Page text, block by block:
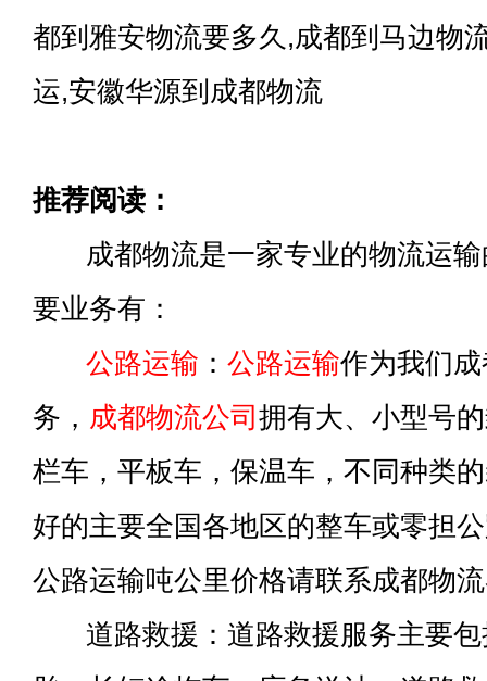
都到雅安物流要多久,成都到马边物
运,安徽华源到成都物流
推荐阅读：
成都物流是一家专业的物流运输
要业务有：
公路运输 ： 公路运输作为我们
务， 成都物流公司 拥有大、小型号
栏车，平板车，保温车，不同种类
好的主要全国各地区的整车或零担
公路运输吨公里价格请联系成都物
道路救援：道路救援服务主要包